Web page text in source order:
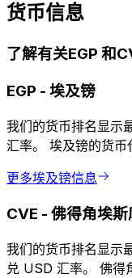
货币信息
了解有关EGP 和
EGP - 埃及镑
我们的货币排名显示
汇率。 埃及镑的货币
更多埃及镑信息
CVE - 佛得角埃斯
我们的货币排名显示
兑 USD 汇率。 佛得